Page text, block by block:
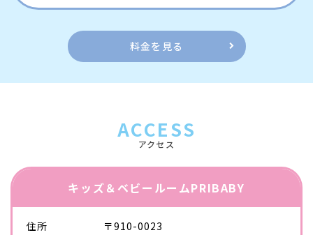
料金を見る
ACCESS
アクセス
キッズ＆ベビールームPRIBABY
住所
〒910-0023